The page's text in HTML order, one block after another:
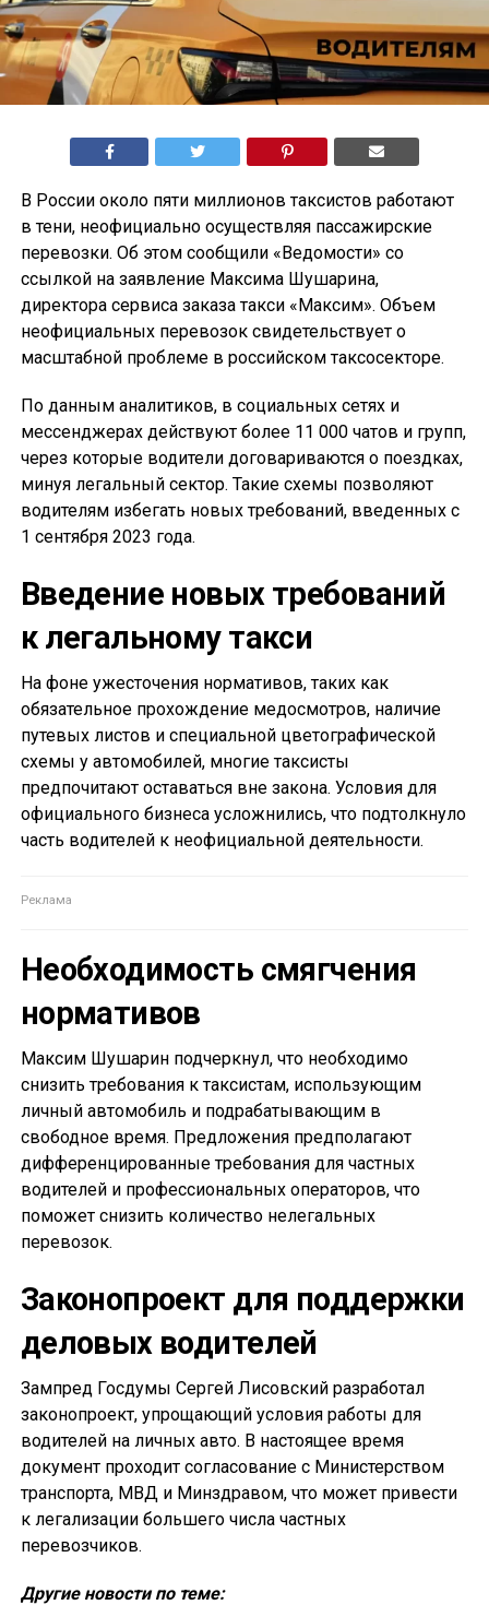
В России около пяти миллионов таксистов работают
в тени, неофициально осуществляя пассажирские
перевозки. Об этом сообщили «Ведомости» со
ссылкой на заявление Максима Шушарина,
директора сервиса заказа такси «Максим». Объем
неофициальных перевозок свидетельствует о
масштабной проблеме в российском таксосекторе.
По данным аналитиков, в социальных сетях и
мессенджерах действуют более 11 000 чатов и групп,
через которые водители договариваются о поездках,
минуя легальный сектор. Такие схемы позволяют
водителям избегать новых требований, введенных с
1 сентября 2023 года.
Введение новых требований
к легальному такси
На фоне ужесточения нормативов, таких как
обязательное прохождение медосмотров, наличие
путевых листов и специальной цветографической
схемы у автомобилей, многие таксисты
предпочитают оставаться вне закона. Условия для
официального бизнеса усложнились, что подтолкнуло
часть водителей к неофициальной деятельности.
Необходимость смягчения
нормативов
Максим Шушарин подчеркнул, что необходимо
снизить требования к таксистам, использующим
личный автомобиль и подрабатывающим в
свободное время. Предложения предполагают
дифференцированные требования для частных
водителей и профессиональных операторов, что
поможет снизить количество нелегальных
перевозок.
Законопроект для поддержки
деловых водителей
Зампред Госдумы Сергей Лисовский разработал
законопроект, упрощающий условия работы для
водителей на личных авто. В настоящее время
документ проходит согласование с Министерством
транспорта, МВД и Минздравом, что может привести
к легализации большего числа частных
перевозчиков.
Другие новости по теме: